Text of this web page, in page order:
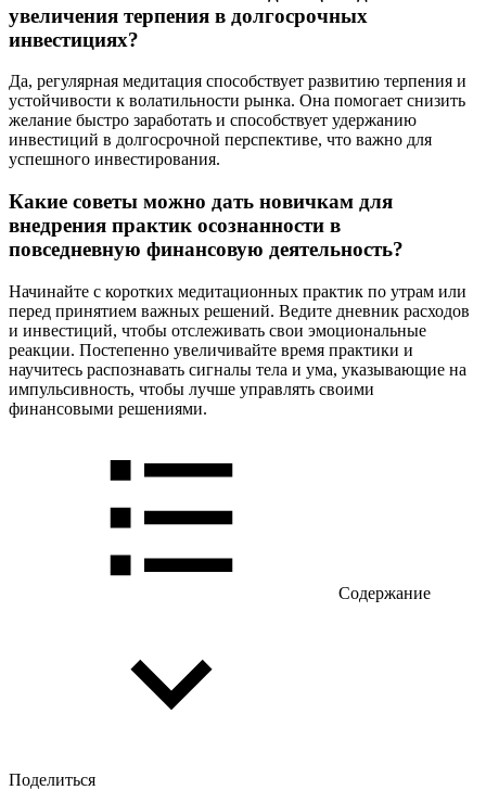
увеличения терпения в долгосрочных
инвестициях?
Да, регулярная медитация способствует развитию терпения и
устойчивости к волатильности рынка. Она помогает снизить
желание быстро заработать и способствует удержанию
инвестиций в долгосрочной перспективе, что важно для
успешного инвестирования.
Какие советы можно дать новичкам для
внедрения практик осознанности в
повседневную финансовую деятельность?
Начинайте с коротких медитационных практик по утрам или
перед принятием важных решений. Ведите дневник расходов
и инвестиций, чтобы отслеживать свои эмоциональные
реакции. Постепенно увеличивайте время практики и
научитесь распознавать сигналы тела и ума, указывающие на
импульсивность, чтобы лучше управлять своими
финансовыми решениями.
Содержание
Поделиться